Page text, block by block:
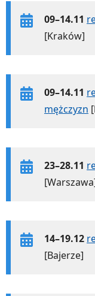
09–14.11
[Kraków]
09–14.11
mężczyzn
23–28.11
14–19.12
[Bajerze]